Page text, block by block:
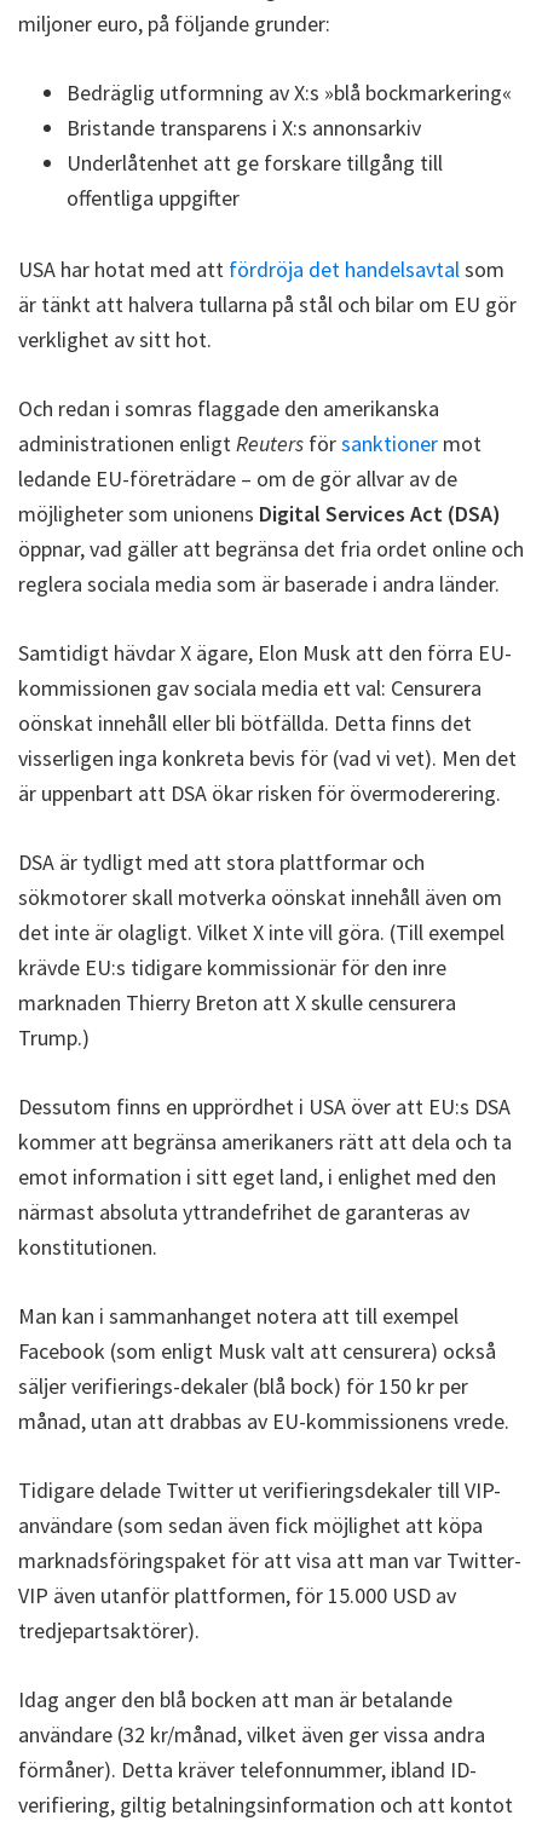
miljoner euro, på följande grunder:
Bedräglig utformning av X:s »blå bockmarkering«
Bristande transparens i X:s annonsarkiv
Underlåtenhet att ge forskare tillgång till
offentliga uppgifter
USA har hotat med att fördröja det handelsavtalsom
är tänkt att halvera tullarna på stål och bilar om EU gör
verklighet av sitt hot.
Och redan i somras flaggade den amerikanska
administrationen enligtReuters försanktioner mot
ledande EU-företrädare – om de gör allvar av de
möjligheter som unionens Digital Services Act (DSA)
öppnar, vad gäller att begränsa det fria ordet online och
reglera sociala media som är baserade i andra länder.
Samtidigt hävdar X ägare, Elon Musk att den förra EU-
kommissionen gav sociala media ett val: Censurera
oönskat innehåll eller bli bötfällda. Detta finns det
visserligen inga konkreta bevis för (vad vi vet). Men det
är uppenbart att DSA ökar risken för övermoderering.
DSA är tydligt med att stora plattformar och
sökmotorer skall motverka oönskat innehåll även om
det inte är olagligt. Vilket X inte vill göra. (Till exempel
krävde EU:s tidigare kommissionär för den inre
marknaden Thierry Breton att X skulle censurera
Trump.)
Dessutom finns en upprördhet i USA över att EU:s DSA
kommer att begränsa amerikaners rätt att dela och ta
emot information i sitt eget land, i enlighet med den
närmast absoluta yttrandefrihet de garanteras av
konstitutionen.
Man kan i sammanhanget notera att till exempel
Facebook (som enligt Musk valt att censurera) också
säljer verifierings-dekaler (blå bock) för 150 kr per
månad, utan att drabbas av EU-kommissionens vrede.
Tidigare delade Twitter ut verifieringsdekaler till VIP-
användare (som sedan även fick möjlighet att köpa
marknadsföringspaket för att visa att man var Twitter-
VIP även utanför plattformen, för 15.000 USD av
tredjepartsaktörer).
Idag anger den blå bocken att man är betalande
användare (32 kr/månad, vilket även ger vissa andra
förmåner). Detta kräver telefonnummer, ibland ID-
verifiering, giltig betalningsinformation och att kontot